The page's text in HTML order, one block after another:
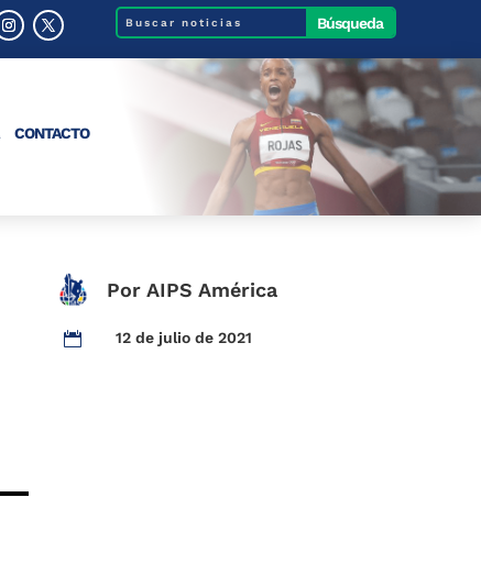
CONTACTO
Por AIPS América
 12 de julio de 2021